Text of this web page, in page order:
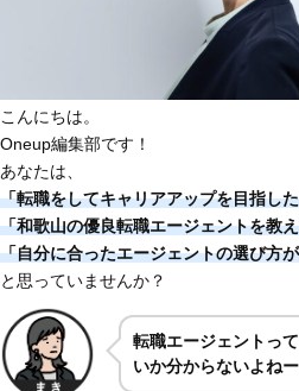
こんにちは。
Oneup編集部です！
あなたは、
「転職をしてキャリアアップを目指し
「和歌山の優良転職エージェントを教
「自分に合ったエージェントの選び方
と思っていませんか？
転職エージェントっ
いか分からないよねー